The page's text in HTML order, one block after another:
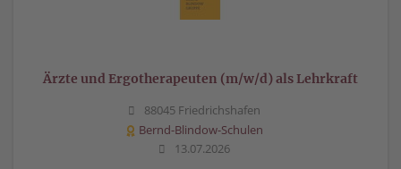
Ärzte und Ergotherapeuten (m/w/d) als Lehrkraft
88045 Friedrichshafen
Bernd-Blindow-Schulen
13.07.2026